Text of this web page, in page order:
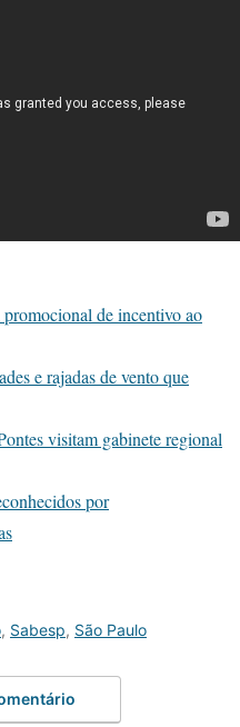
de incentivo ao
e rajadas de vento que
visitam gabinete regional
por
, Sabesp, São Paulo